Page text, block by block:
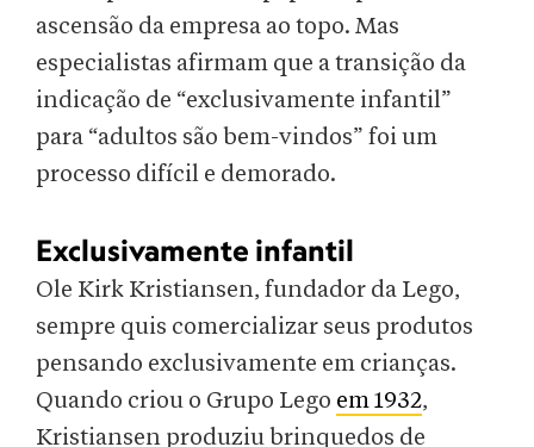
ascensão da empresa ao topo. Mas
especialistas afirmam que a transição da
indicação de “exclusivamente infantil”
para “adultos são bem-vindos” foi um
processo difícil e demorado.
Exclusivamente infantil
Ole Kirk Kristiansen, fundador da Lego,
sempre quis comercializar seus produtos
pensando exclusivamente em crianças.
Quando criou o Grupo Lego em 1932,
Kristiansen produziu brinquedos de